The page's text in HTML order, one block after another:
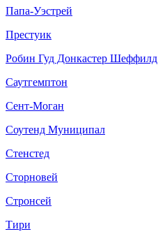
Папа-Уэстрей
Престуик
Робин Гуд Донкастер Шеффилд
Саутгемптон
Сент-Моган
Соутенд Муниципал
Стенстед
Сторновей
Стронсей
Тири